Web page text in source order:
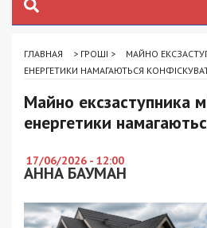
ГЛАВНАЯ > ГРОШІ >
МАЙНО
ЕНЕРГЕТИКИ НАМАГАЮТЬСЯ
Майно ексзаступника
енергетики
17/06/2026 - 12:00
АННА БАУМАН